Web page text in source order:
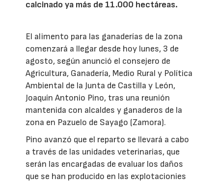
calcinado ya más de 11.000 hectáreas.
El alimento para las ganaderías de la zona
comenzará a llegar desde hoy lunes, 3 de
agosto, según anunció el consejero de
Agricultura, Ganadería, Medio Rural y Política
Ambiental de la Junta de Castilla y León,
Joaquín Antonio Pino, tras una reunión
mantenida con alcaldes y ganaderos de la
zona en Pazuelo de Sayago (Zamora).
Pino avanzó que el reparto se llevará a cabo
a través de las unidades veterinarias, que
serán las encargadas de evaluar los daños
que se han producido en las explotacionies